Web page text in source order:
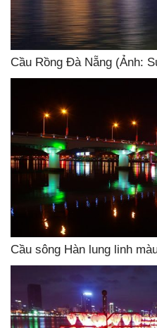
Cầu Rồng Đà Nẵng (Ảnh:
Cầu sông Hàn lung linh